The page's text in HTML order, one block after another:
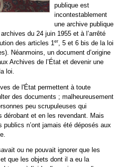
publique est
incontestablement
une archive publique
du 24 juin 1955 et à l’arrêté
des articles 1 er, 5 et 6 bis de la loi
Néanmoins, un document d’origine
Archives de l’État et devenir une
loi.
de l'État permettent à toute
des documents ; malheureusement
peu scrupuleuses qui
dérobant et en les revendant. Mais
n’ont jamais été déposés aux
ou ne pouvait ignorer que les
que les objets dont il a eu la